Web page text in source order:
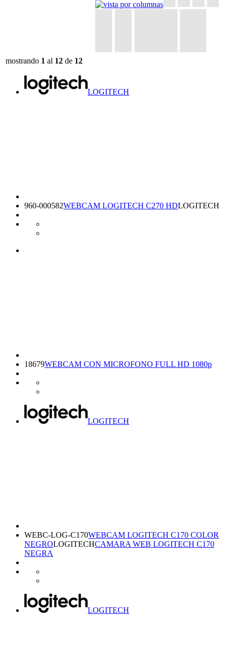
mostrando 1 al 12 de 12
LOGITECH
960-000582WEBCAM LOGITECH C270 HDLOGITECH
18679WEBCAM CON MICROFONO FULL HD 1080p
LOGITECH
WEBC-LOG-C170WEBCAM LOGITECH C170 COLOR
NEGROLOGITECHCAMARA WEB LOGITECH C170
NEGRA
LOGITECH